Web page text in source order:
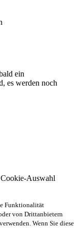
ein
es werden noch
Auswahl
Funktionalität
von Drittanbietern
Wenn Sie diese